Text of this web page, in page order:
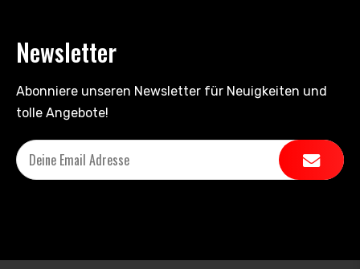
Newsletter
Abonniere unseren Newsletter für Neuigkeiten und
tolle Angebote!